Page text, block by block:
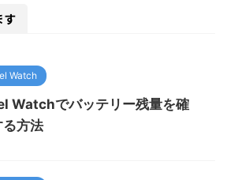
す
Watch
Watchでバッテリー残量を確
る方法